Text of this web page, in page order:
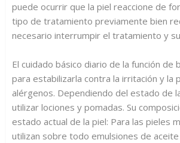
puede ocurrir que la piel reaccione de
tipo de tratamiento previamente bien
necesario interrumpir el tratamiento y
El cuidado básico diario de la función de
para estabilizarla contra la irritación y la
alérgenos. Dependiendo del estado de
utilizar lociones y pomadas. Su
estado actual de la piel: Para las pieles
utilizan sobre todo emulsiones de